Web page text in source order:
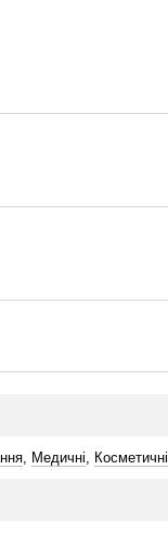
, Медичні, Косметичні